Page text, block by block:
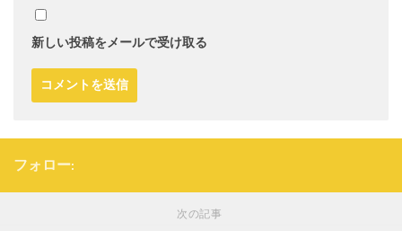
新しい投稿をメールで受け取る
フォロー:
次の記事